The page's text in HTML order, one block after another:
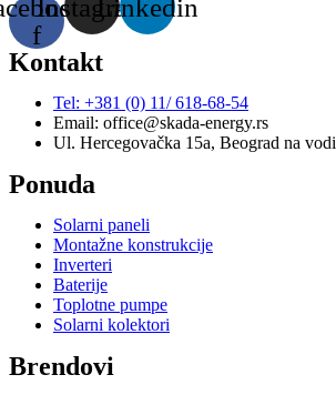
f
InstagramLinkedin
Kontakt
Tel: +381 (0) 11/ 618-68-54
Email: office@skada-energy.rs
Ul. Hercegovačka 15a, Beograd na vodi
Ponuda
Solarni paneli
Montažne konstrukcije
Inverteri
Baterije
Toplotne pumpe
Solarni kolektori
Brendovi